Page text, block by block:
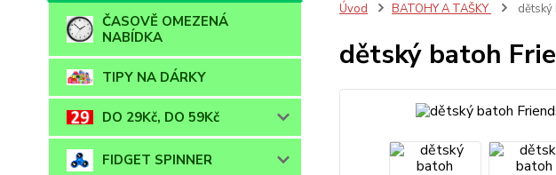
ČASOVĚ OMEZENÁ
NABÍDKA
TIPY NA DÁRKY
DO 29Kč, DO 59Kč
FIDGET SPINNER
Úvod BATOHY A TAŠKY dětský
dětský batoh